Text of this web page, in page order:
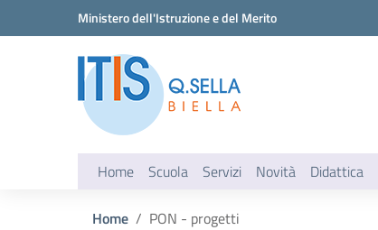
Vai ai contenuti
Vai al menu di navigazioneMinistero dell'Istruzione e del Merito
Home Scuola Servizi Novità Didattica
Home PON - progetti